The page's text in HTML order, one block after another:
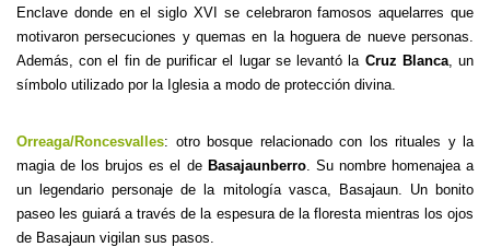
Enclave donde en el siglo XVI se celebraron famosos aquelarres que
motivaron persecuciones y quemas en la hoguera de nueve personas.
Además, con el fin de purificar el lugar se levantó la Cruz Blanca, un
símbolo utilizado por la Iglesia a modo de protección divina.
Orreaga/Roncesvalles: otro bosque relacionado con los rituales y la
magia de los brujos es el de Basajaunberro. Su nombre homenajea a
un legendario personaje de la mitología vasca, Basajaun. Un bonito
paseo les guiará a través de la espesura de la floresta mientras los ojos
de Basajaun vigilan sus pasos.